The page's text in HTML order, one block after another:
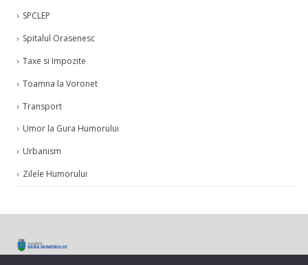
SPCLEP
Spitalul Orasenesc
Taxe si Impozite
Toamna la Voronet
Transport
Umor la Gura Humorului
Urbanism
Zilele Humorului